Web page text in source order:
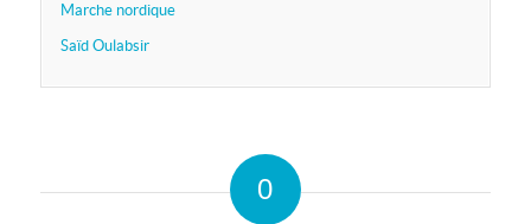
Marche nordique
Saïd Oulabsir
0